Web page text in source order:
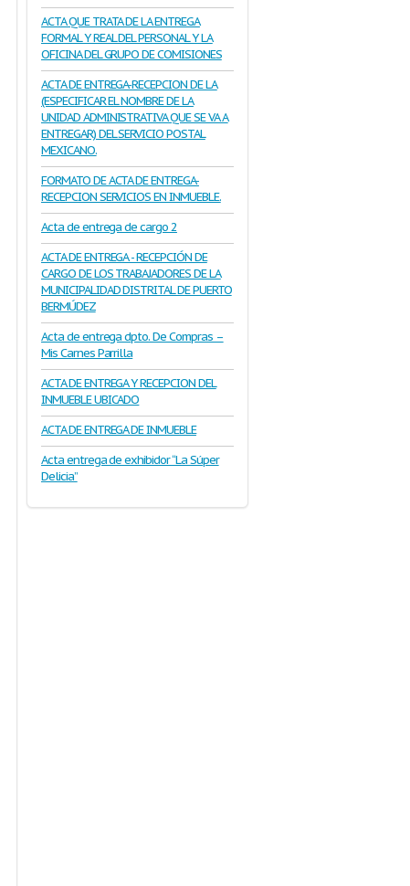
ACTA QUE TRATA DE LA ENTREGA
FORMAL Y REAL DEL PERSONAL Y LA
OFICINA DEL GRUPO DE COMISIONES
ACTA DE ENTREGA-RECEPCION DE LA
(ESPECIFICAR EL NOMBRE DE LA
UNIDAD ADMINISTRATIVA QUE SE VA A
ENTREGAR) DEL SERVICIO POSTAL
MEXICANO.
FORMATO DE ACTA DE ENTREGA-
RECEPCION SERVICIOS EN INMUEBLE.
Acta de entrega de cargo 2
ACTA DE ENTREGA - RECEPCIÓN DE
CARGO DE LOS TRABAJADORES DE LA
MUNICIPALIDAD DISTRITAL DE PUERTO
BERMÚDEZ
Acta de entrega dpto. De Compras –
Mis Carnes Parrilla
ACTA DE ENTREGA Y RECEPCION DEL
INMUEBLE UBICADO
ACTA DE ENTREGA DE INMUEBLE
Acta entrega de exhibidor “La Súper
Delicia”